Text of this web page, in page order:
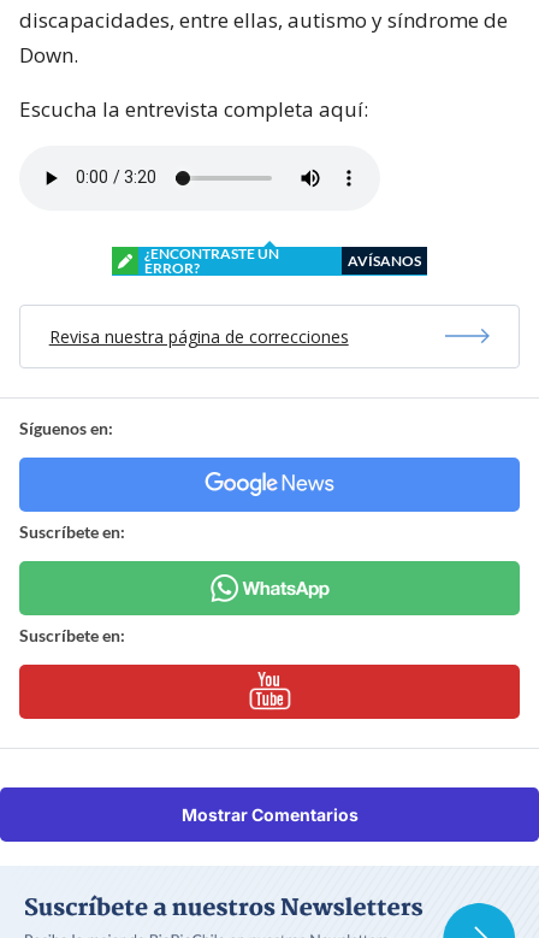
discapacidades, entre ellas, autismo y síndrome de
Down.
Escucha la entrevista completa aquí:
¿ENCONTRASTE UN
ERROR?
AVÍSANOS
Revisa nuestra página de correcciones
Síguenos en:
Suscríbete en:
Suscríbete en:
Mostrar Comentarios